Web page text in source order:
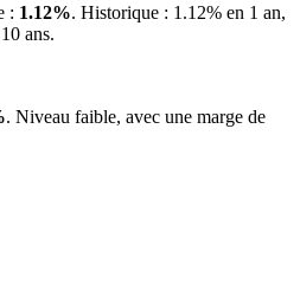
: 1.12%. Historique : 1.12% en 1 an,
ans.
. Niveau faible, avec une marge de